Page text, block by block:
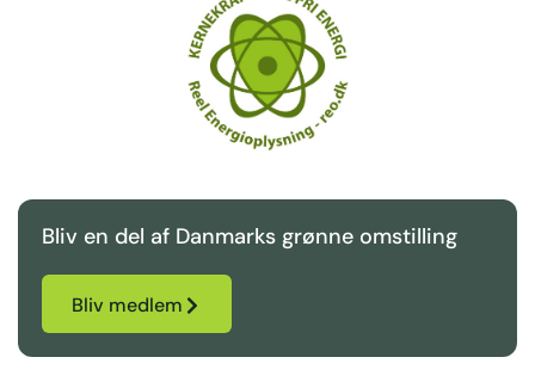
Bliv en del af Danmarks grønne omstilling
Bliv medlem